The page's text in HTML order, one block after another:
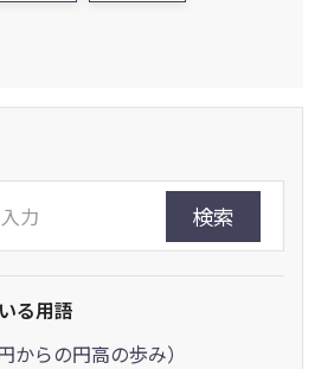
検索
る用語
からの円高の歩み）